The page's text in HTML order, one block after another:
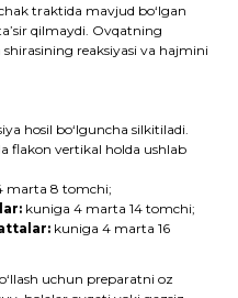
traktida mavjud bo‘lgan
qilmaydi. Ovqatning
reaksiyasi va hajmini
hosil bo‘lguncha silkitiladi.
flakon vertikal holda ushlab
marta 8 tomchi;
kuniga 4 marta 14 tomchi;
kuniga 4 marta 16
uchun preparatni oz